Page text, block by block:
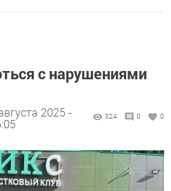
с нарушениями
2025 -
324 0 0